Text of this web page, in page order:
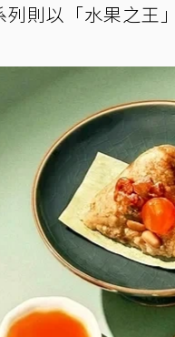
則以「水果之王